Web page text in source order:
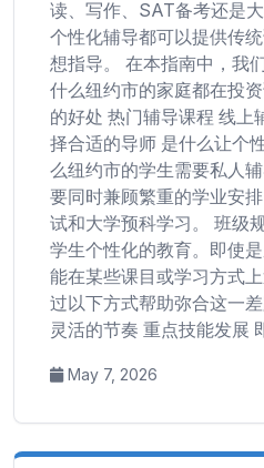
读、写作、SAT备考还是
个性化辅导都可以提供传
想指导。 在本指南中，我
什么纽约市的家庭都在投
的好处 热门辅导课程 线上
择合适的导师 是什么让个
么纽约市的学生需要私人
要同时兼顾繁重的学业安
试和大学预科学习。 班级
学生个性化的教育。即使
能在某些课目或学习方式
过以下方式帮助弥合这一
灵活的节奏 重点技能发展
May 7, 2026